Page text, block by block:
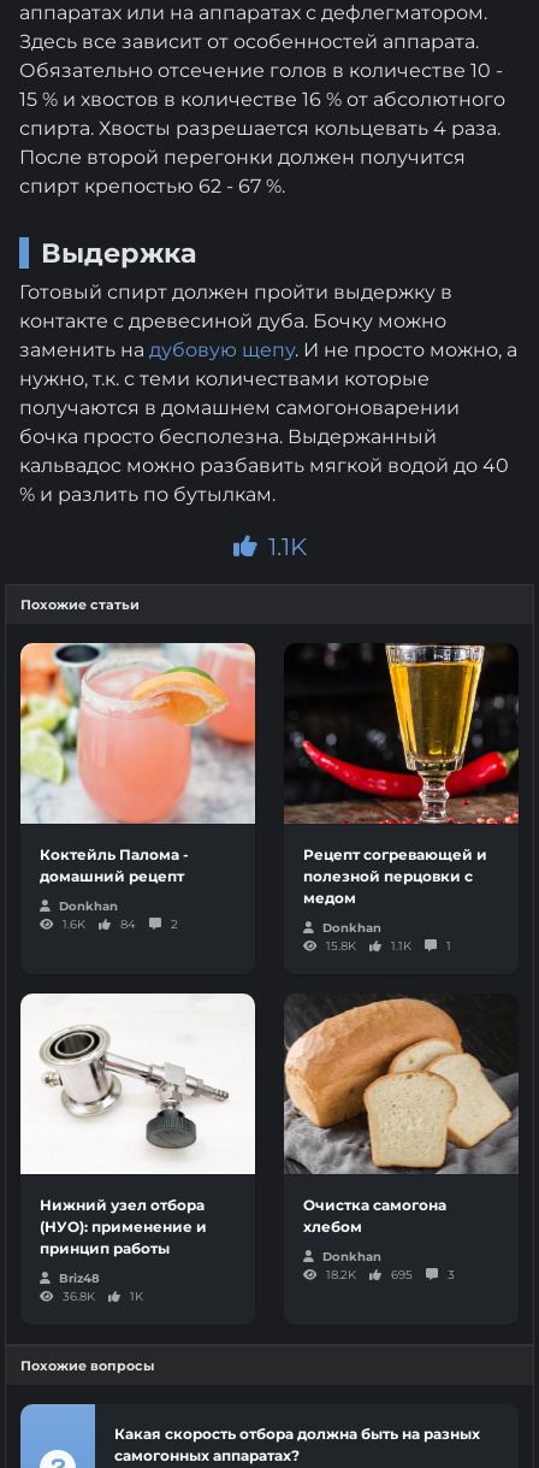
аппаратах или на аппаратах с дефлегматором.
Здесь все зависит от особенностей аппарата.
Обязательно отсечение голов в количестве 10 -
15 % и хвостов в количестве 16 % от абсолютного
спирта. Хвосты разрешается кольцевать 4 раза.
После второй перегонки должен получится
спирт крепостью 62 - 67 %.
Выдержка
Готовый спирт должен пройти выдержку в
контакте с древесиной дуба. Бочку можно
заменить на дубовую щепу. И не просто можно, а
нужно, т.к. с теми количествами которые
получаются в домашнем самогоноварении
бочка просто бесполезна. Выдержанный
кальвадос можно разбавить мягкой водой до 40
% и разлить по бутылкам.
1.1K
Похожие статьи
Коктейль Палома -
домашний рецепт
Donkhan
1.6K
84 2
Рецепт согревающей и
полезной перцовки с
медом
Donkhan
15.8K
1.1K 1
Нижний узел отбора
(НУО): применение и
принцип работы
Briz48
36.8K
1K
Очистка самогона
хлебом
Donkhan
18.2K
695 3
Похожие вопросы
Какая скорость отбора должна быть на разных
самогонных аппаратах?